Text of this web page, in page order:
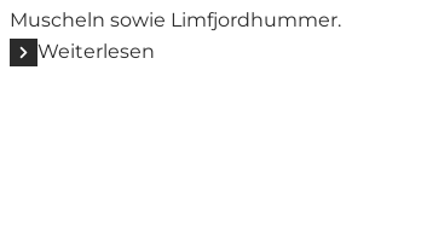
Muscheln sowie Limfjordhummer.
Weiterlesen